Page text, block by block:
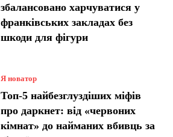
збалансовано харчуватися у
франківських закладах без
шкоди для фігури
Я новатор
Топ-5 найбезглуздіших міфів
про даркнет: від «червоних
кімнат» до найманих вбивць за